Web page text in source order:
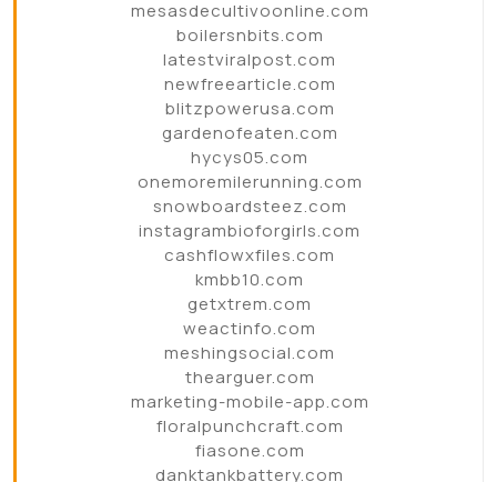
mesasdecultivoonline.com
boilersnbits.com
latestviralpost.com
newfreearticle.com
blitzpowerusa.com
gardenofeaten.com
hycys05.com
onemoremilerunning.com
snowboardsteez.com
instagrambioforgirls.com
cashflowxfiles.com
kmbb10.com
getxtrem.com
weactinfo.com
meshingsocial.com
thearguer.com
marketing-mobile-app.com
floralpunchcraft.com
fiasone.com
danktankbattery.com